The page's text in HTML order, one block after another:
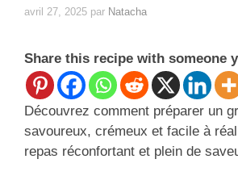
avril 27, 2025 par Natacha
Share this recipe with someone
Découvrez comment préparer un
savoureux, crémeux et facile à
repas réconfortant et plein de